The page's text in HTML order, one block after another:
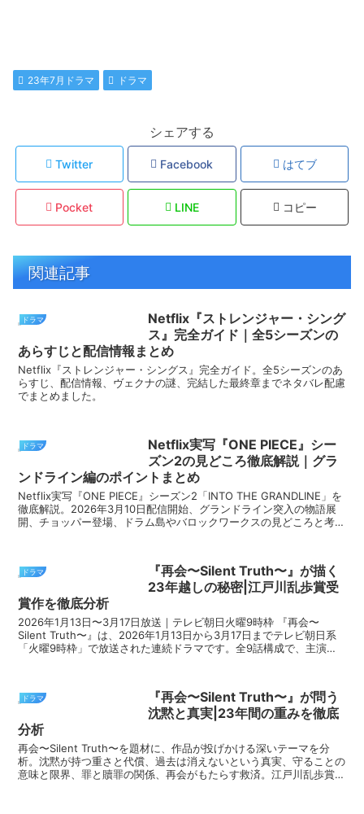
23年7月ドラマ ドラマ
シェアする
Twitter Facebook はてブ
Pocket LINE コピー
関連記事
ドラマ
Netflix『ストレンジャー・シング
ス』完全ガイド｜全5シーズンの
あらすじと配信情報まとめ
Netflix『ストレンジャー・シングス』完全ガイド。全5シーズンのあ
らすじ、配信情報、ヴェクナの謎、完結した最終章までネタバレ配慮
でまとめました。
ドラマ
Netflix実写『ONE PIECE』シー
ズン2の見どころ徹底解説｜グラ
ンドライン編のポイントまとめ
Netflix実写『ONE PIECE』シーズン2「INTO THE GRANDLINE」を
徹底解説。2026年3月10日配信開始、グランドライン突入の物語展
開、チョッパー登場、ドラム島やバロックワークスの見どころと考察
ドラマ
『再会〜Silent Truth〜』が描く
23年越しの秘密|江戸川乱歩賞受
賞作を徹底分析
2026年1月13日〜3月17日放送｜テレビ朝日火曜9時枠 『再会〜
Silent Truth〜』は、2026年1月13日から3月17日までテレビ朝日系
「火曜9時枠」で放送された連続ドラマです。全9話構成で、主演は
ドラマ
『再会〜Silent Truth〜』が問う
沈黙と真実|23年間の重みを徹底
分析
再会〜Silent Truth〜を題材に、作品が投げかける深いテーマを分
析。沈黙が持つ重さと代償、過去は消えないという真実、守ることの
意味と限界、罪と贖罪の関係、再会がもたらす救済。江戸川乱歩賞受